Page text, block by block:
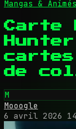
Mangas & Animés
Carte
de
M
Mooogle
6 avril 2026